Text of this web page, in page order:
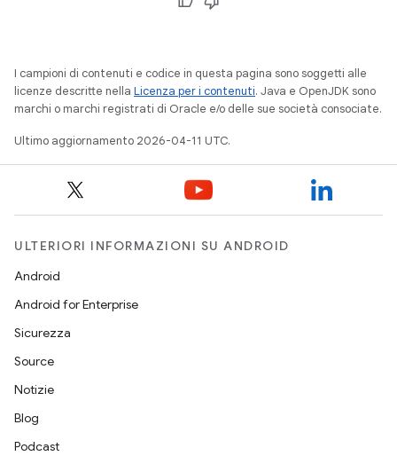
I campioni di contenuti e codice in questa pagina sono soggetti alle
licenze descritte nella Licenza per i contenuti. Java e OpenJDK sono
marchi o marchi registrati di Oracle e/o delle sue società consociate.
Ultimo aggiornamento 2026-04-11 UTC.
ULTERIORI INFORMAZIONI SU ANDROID
Android
Android for Enterprise
Sicurezza
Source
Notizie
Blog
Podcast